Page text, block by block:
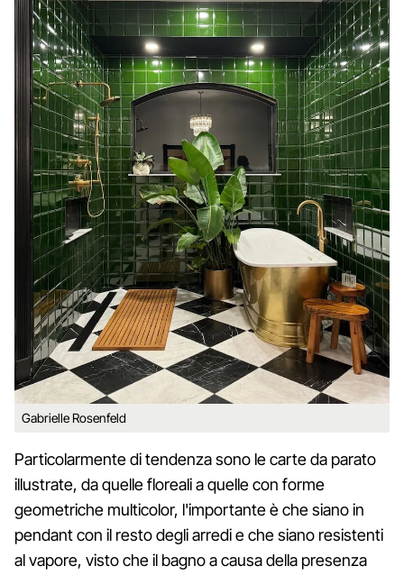
Gabrielle Rosenfeld
Particolarmente di tendenza sono le carte da parato
illustrate, da quelle floreali a quelle con forme
geometriche multicolor, l'importante è che siano in
pendant con il resto degli arredi e che siano resistenti
al vapore, visto che il bagno a causa della presenza